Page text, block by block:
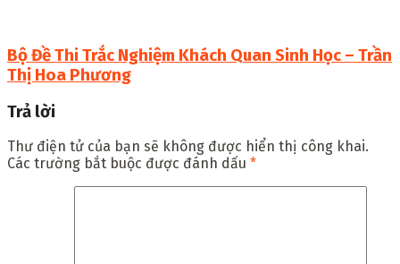
Bộ Đề Thi Trắc Nghiệm Khách Quan Sinh Học – Trần
Thị Hoa Phương
Trả lời
Thư điện tử của bạn sẽ không được hiển thị công khai.
Các trường bắt buộc được đánh dấu *